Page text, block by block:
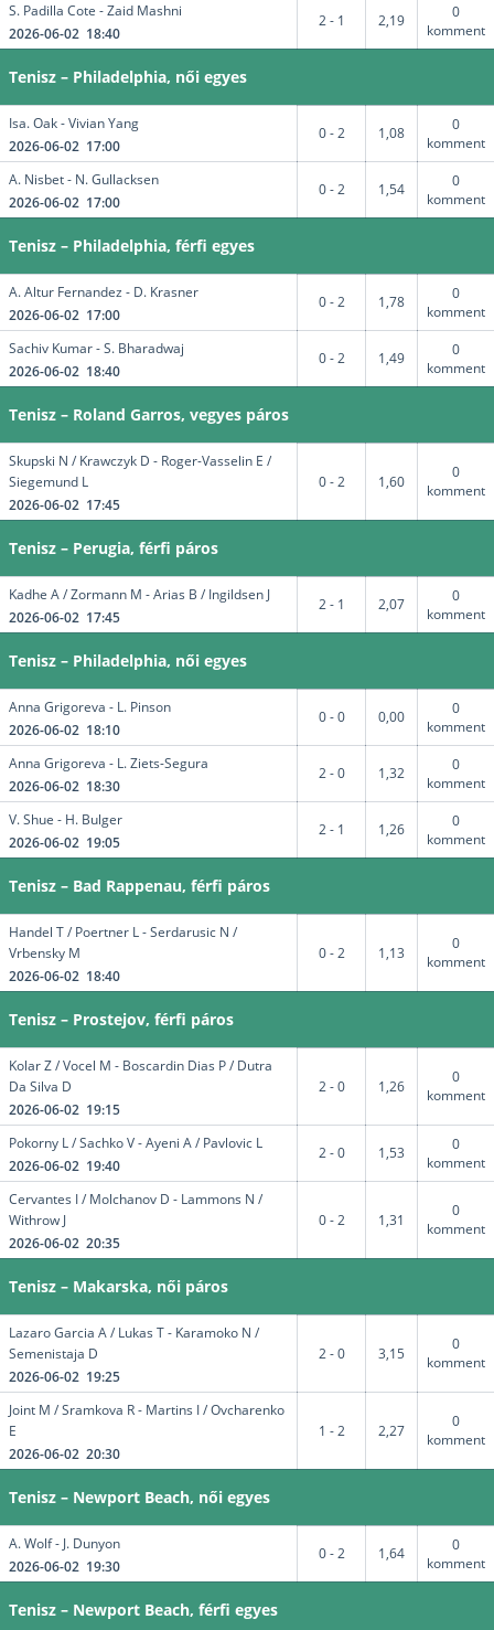
S. Padilla Cote - Zaid Mashni
2026-06-02 18:40
2 - 1 2,19
0
komment
Tenisz – Philadelphia, női egyes
Isa. Oak - Vivian Yang
2026-06-02 17:00
0 - 2 1,08
0
komment
A. Nisbet - N. Gullacksen
2026-06-02 17:00
0 - 2 1,54
0
komment
Tenisz – Philadelphia, férfi egyes
A. Altur Fernandez - D. Krasner
2026-06-02 17:00
0 - 2 1,78
0
komment
Sachiv Kumar - S. Bharadwaj
2026-06-02 18:40
0 - 2 1,49
0
komment
Tenisz – Roland Garros, vegyes páros
Skupski N / Krawczyk D - Roger-Vasselin E /
Siegemund L
2026-06-02 17:45
0 - 2 1,60
0
komment
Tenisz – Perugia, férfi páros
Kadhe A / Zormann M - Arias B / Ingildsen J
2026-06-02 17:45
2 - 1 2,07
0
komment
Tenisz – Philadelphia, női egyes
Anna Grigoreva - L. Pinson
2026-06-02 18:10
0 - 0 0,00
0
komment
Anna Grigoreva - L. Ziets-Segura
2026-06-02 18:30
2 - 0 1,32
0
komment
V. Shue - H. Bulger
2026-06-02 19:05
2 - 1 1,26
0
komment
Tenisz – Bad Rappenau, férfi páros
Handel T / Poertner L - Serdarusic N /
Vrbensky M
2026-06-02 18:40
0 - 2 1,13
0
komment
Tenisz – Prostejov, férfi páros
Kolar Z / Vocel M - Boscardin Dias P / Dutra
Da Silva D
2026-06-02 19:15
2 - 0 1,26
0
komment
Pokorny L / Sachko V - Ayeni A / Pavlovic L
2026-06-02 19:40
2 - 0 1,53
0
komment
Cervantes I / Molchanov D - Lammons N /
Withrow J
2026-06-02 20:35
0 - 2 1,31
0
komment
Tenisz – Makarska, női páros
Lazaro Garcia A / Lukas T - Karamoko N /
Semenistaja D
2026-06-02 19:25
2 - 0 3,15
0
komment
Joint M / Sramkova R - Martins I / Ovcharenko
E
2026-06-02 20:30
1 - 2 2,27
0
komment
Tenisz – Newport Beach, női egyes
A. Wolf - J. Dunyon
2026-06-02 19:30
0 - 2 1,64
0
komment
Tenisz – Newport Beach, férfi egyes